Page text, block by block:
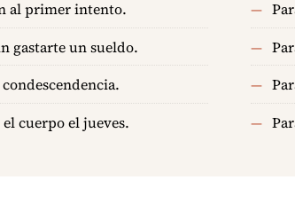
al primer intento.
gastarte un sueldo.
cuerpo el jueves.